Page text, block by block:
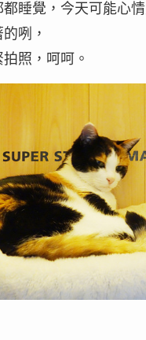
睡覺，今天可能心
咧，
照，呵呵。